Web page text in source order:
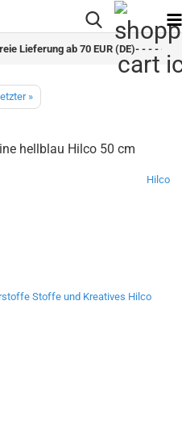
ab 70 EUR (DE)- - - - - - -
»
hellblau Hilco 50 cm
Hilco